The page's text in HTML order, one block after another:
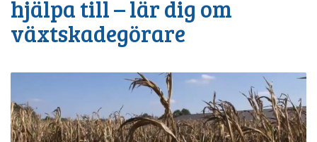
hjälpa till – lär dig om
växtskadegörare